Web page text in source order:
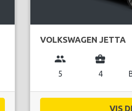
VOLKSWAGEN JETTA
group
5
business_center
4
VIS